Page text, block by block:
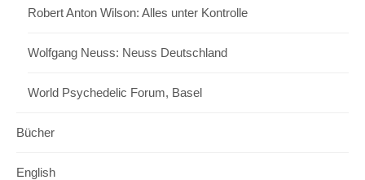
Robert Anton Wilson: Alles unter Kontrolle
Wolfgang Neuss: Neuss Deutschland
World Psychedelic Forum, Basel
Bücher
English